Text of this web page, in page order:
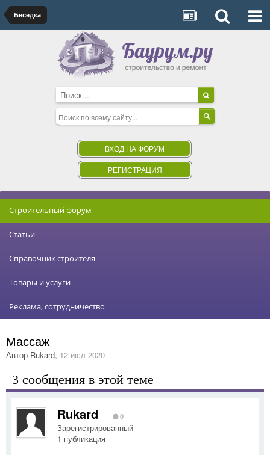
Беседка
ВХОД НА ФОРУМ
РЕГИСТРАЦИЯ
Строительный форум
Статьи
Справочник строителя
Товары и услуги
Реклама, сотрудничество
Массаж
Автор Rukard, 12 июл 2020
3 сообщения в этой теме
Rukard 0
Зарегистрированный
1 публикация